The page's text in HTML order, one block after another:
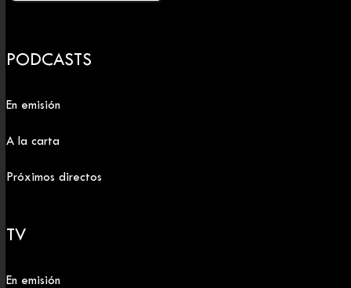
PODCASTS
En emisión
A la carta
Próximos directos
TV
En emisión